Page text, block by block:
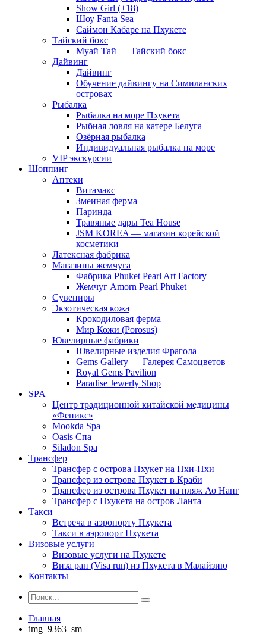
Show Girl (+18)
Шоу Fanta Sea
Саймон Кабаре на Пхукете
Тайский бокс
Муай Тай — Тайский бокс
Дайвинг
Дайвинг
Обучение дайвингу на Симиланских
островах
Рыбалка
Рыбалка на море Пхукета
Рыбная ловля на катере Белуга
Озёрная рыбалка
Индивидуальная рыбалка на море
VIP экскурсии
Шоппинг
Аптеки
Витамакс
Змеиная ферма
Паринда
Травяные дары Tea House
JSM KOREA — магазин корейской
косметики
Латексная фабрика
Магазины жемчуга
Фабрика Phuket Pearl Art Factory
Жемчуг Amorn Pearl Phuket
Сувениры
Экзотическая кожа
Крокодиловая ферма
Мир Кожи (Porosus)
Ювелирные фабрики
Ювелирные изделия Фрагола
Gems Gallery — Галерея Самоцветов
Royal Gems Pavilion
Paradise Jewerly Shop
SPA
Центр традиционной китайской медицины
«Феникс»
Mookda Spa
Oasis Спа
Siladon Spa
Трансфер
Трансфер с острова Пхукет на Пхи-Пхи
Трансфер из острова Пхукет в Краби
Трансфер из острова Пхукет на пляж Ао Нанг
Трансфер с Пхукета на остров Ланта
Такси
Встреча в аэропорту Пхукета
Такси в аэропорт Пхукета
Визовые услуги
Визовые услуги на Пхукете
Виза ран (Visa run) из Пхукета в Малайзию
Контакты
Главная
img_9363_sm